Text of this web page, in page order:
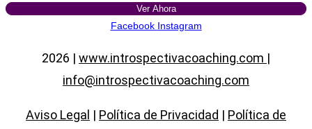
Ver Ahora
Facebook Instagram
2026 | www.introspectivacoaching.com |
info@introspectivacoaching.com
Aviso Legal | Política de Privacidad | Política de